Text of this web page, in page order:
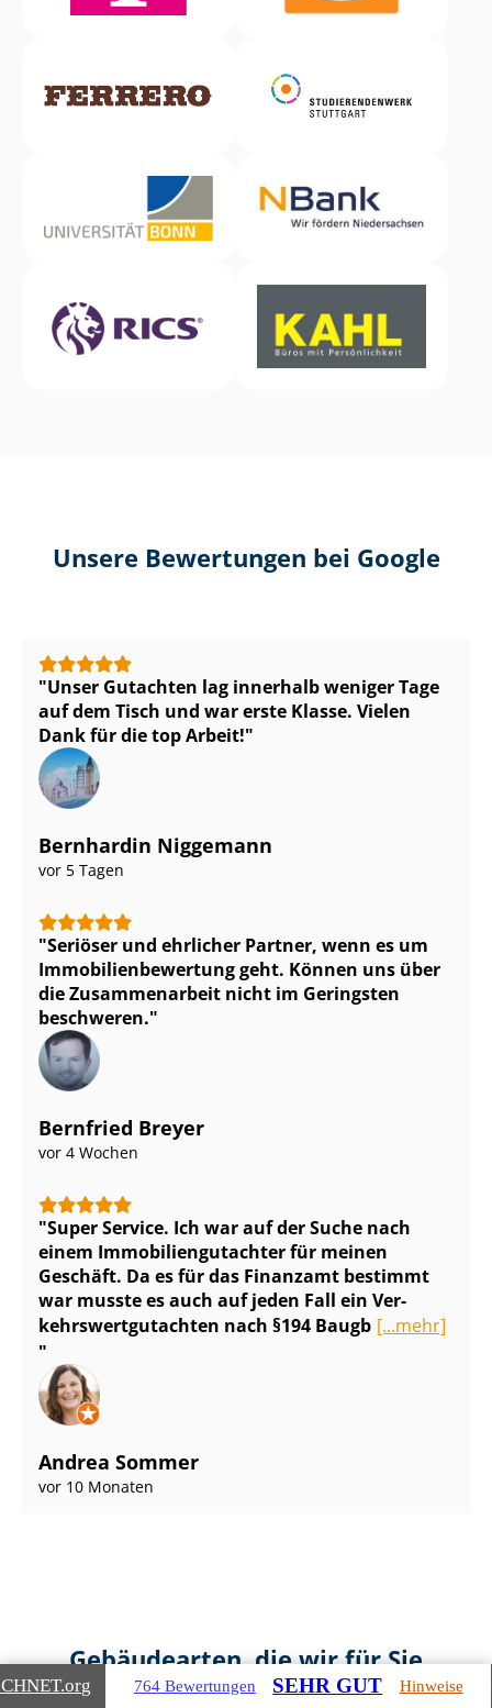
Unsere Bewertungen bei Google
Unser Gutachten lag innerhalb weniger Tage
auf dem Tisch und war erste Klasse. Vielen
Dank für die top Arbeit!
Bernhardin Niggemann
vor 5 Tagen
Seriöser und ehrlicher Partner, wenn es um
Im­mo­bi­li­en­be­wer­tung geht. Können uns über
die Zusammenarbeit nicht im Geringsten
beschweren.
Bernfried Breyer
vor 4 Wochen
Super Service. Ich war auf der Suche nach
einem Im­mo­bi­li­en­gut­ach­ter für meinen
Geschäft. Da es für das Finanzamt bestimmt
war musste es auch auf jeden Fall ein Ver­
kehrs­wert­gut­ach­ten nach §194 Baugb [...mehr]
Andrea Sommer
vor 10 Monaten
Gebäudearten, die wir für Sie
bewerten
.org 764 Bewertungen SEHR GUT Hinweise